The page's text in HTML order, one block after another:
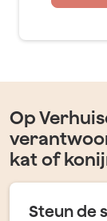
Op
kat of
Steun de